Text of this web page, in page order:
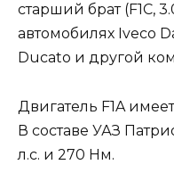
старший брат (F1C,
автомобилях Iveco
Ducato и другой
Двигатель F1A
В составе УАЗ
л.с. и 270 Нм.